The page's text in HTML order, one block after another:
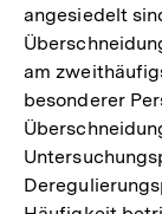
angesiedelt
am
besonderer